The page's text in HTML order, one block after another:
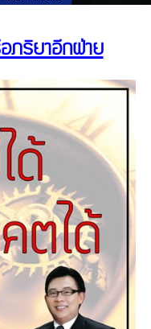
ภริยาอีกฝ่าย